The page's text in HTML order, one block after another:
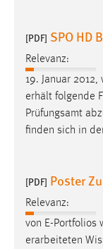
[PDF] SPO HD
Relevanz:
19. Januar
erhält folgende
Prüfungsamt
finden sich in
[PDF] Poster
Relevanz:
von E-Portfolios
erarbeiteten